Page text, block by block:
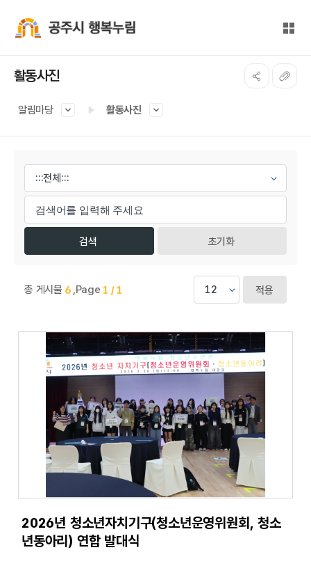
전체
활동사진
알림마당 활동사진
초기화
총 게시물 6 ,Page 1 / 1 적용
2026년 청소년자치기구(청소년운영위원회, 청소
년동아리) 연합 발대식